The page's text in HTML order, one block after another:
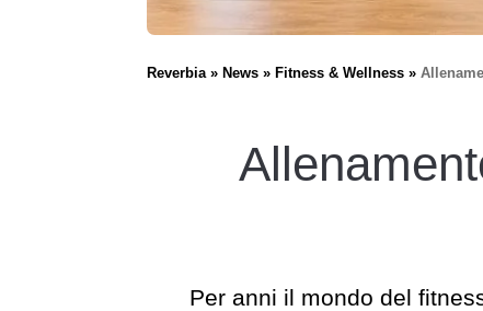
Reverbia News Fitness & Wellness
Per anni il mondo del